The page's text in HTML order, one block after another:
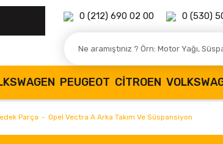
0 (212) 690 02 00 0 (530)
PEUGEOT CITROEN
Parça Opel Vectra A Arka Takım Ve Süspansiyon